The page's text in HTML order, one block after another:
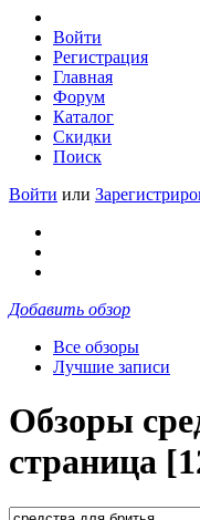
Войти
Регистрация
Главная
Форум
Каталог
Скидки
Поиск
Войти или
Добавить обзор
Все обзоры
Лучшие записи
Обзоры
страница